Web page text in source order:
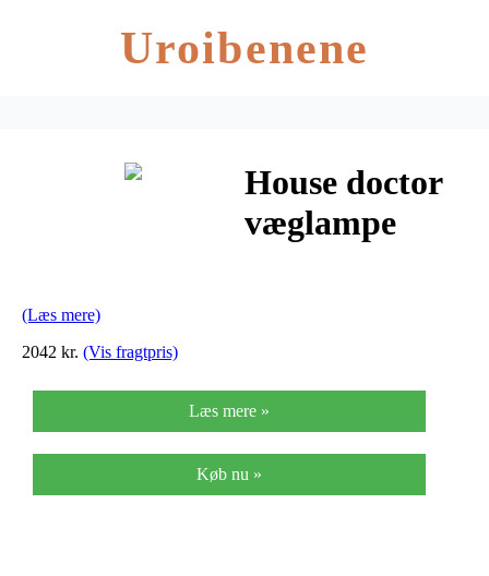
Uroibenene
House doctor
væglampe
(Læs mere)
2042 kr. (Vis fragtpris)
Læs mere »
Køb nu »